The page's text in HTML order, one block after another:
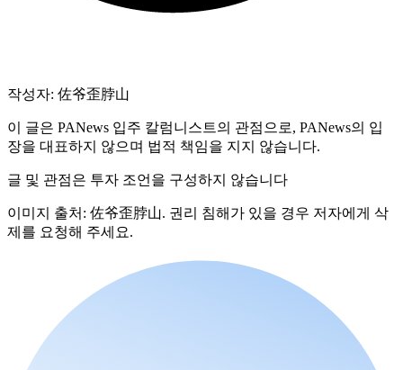
작성자: 佐爷歪脖山
이 글은 PANews 입주 칼럼니스트의 관점으로, PANews의 입
장을 대표하지 않으며 법적 책임을 지지 않습니다.
글 및 관점은 투자 조언을 구성하지 않습니다
이미지 출처: 佐爷歪脖山. 권리 침해가 있을 경우 저자에게 삭
제를 요청해 주세요.